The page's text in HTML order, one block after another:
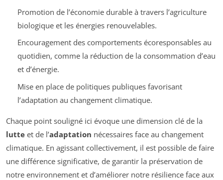
Promotion de l’économie durable à travers l’agriculture
biologique et les énergies renouvelables.
Encouragement des comportements écoresponsables au
quotidien, comme la réduction de la consommation d’eau
et d’énergie.
Mise en place de politiques publiques favorisant
l’adaptation au changement climatique.
Chaque point souligné ici évoque une dimension clé de la
lutte et de l’adaptation nécessaires face au changement
climatique. En agissant collectivement, il est possible de faire
une différence significative, de garantir la préservation de
notre environnement et d’améliorer notre résilience face aux